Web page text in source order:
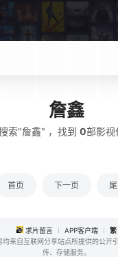
詹鑫
索"詹鑫" ，找到 0部影视
首页 下一页
求片留言 APP客户端
繁
来自互联网分享站点所提供的公开
传、存储服务。